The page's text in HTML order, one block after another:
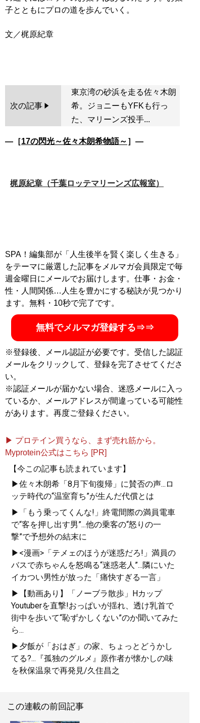
子とともにプロの道を歩んでいく。
文／梶原紀章
次の記事
東京湾の砂浜を走る佐々木朗
希。ジョニーもYFKも行っ
た、マリーンズ投手...
―［17の閃光～佐々木朗希物語～ ］―
梶原紀章（千葉ロッテマリーンズ広報室）
SPA！編集部が「人生後半を賢く楽しく生きる」
をテーマに厳選した記事をメルマガ会員限定で毎
週金曜日にメールでお届けします。仕事・お金・
性・人間関係…人生を豊かにする秘訣が見つかり
ます。無料・10秒で完了です。
無料でメルマガ登録する⇒⇒
※登録後、メール認証が必要です。受信した認証
メールをクリックして、登録を完了させてくださ
い。
※認証メールが届かない場合、迷惑メールに入っ
ているか、メールアドレスが間違っている可能性
があります。再度ご登録ください。
▶ プロテイン買うなら、まず売れ筋から。
Myprotein公式はこちら [PR]
【今この記事も読まれています】
▶佐々木朗希「8月下旬復帰」に賛否の声...ロ
ッテ時代の“温室育ち”が生んだ代償とは
▶「もう乗ってくんな!」終電間際の満員電車
で“客を押し出す男”...他の乗客の“怒りの一
撃”で予想外の結末に
▶<漫画>「テメェのほうが迷惑だろ!」満員の
バスで赤ちゃんを怒鳴る“迷惑老人”...隣にいた
イカつい男性が放った「痛快すぎる一言」
▶【動画あり】「ノーブラ散歩」Hカップ
Youtuberを直撃!おっぱいが揺れ、透け乳首で
街中を歩いて“恥ずかしくない”のか聞いてみた
ら...
▶夕飯が「おはぎ」の家、ちょっとどうかし
てる?...『孤独のグルメ』原作者が懐かしの味
を秋保温泉で再発見/久住昌之
この連載の前回記事